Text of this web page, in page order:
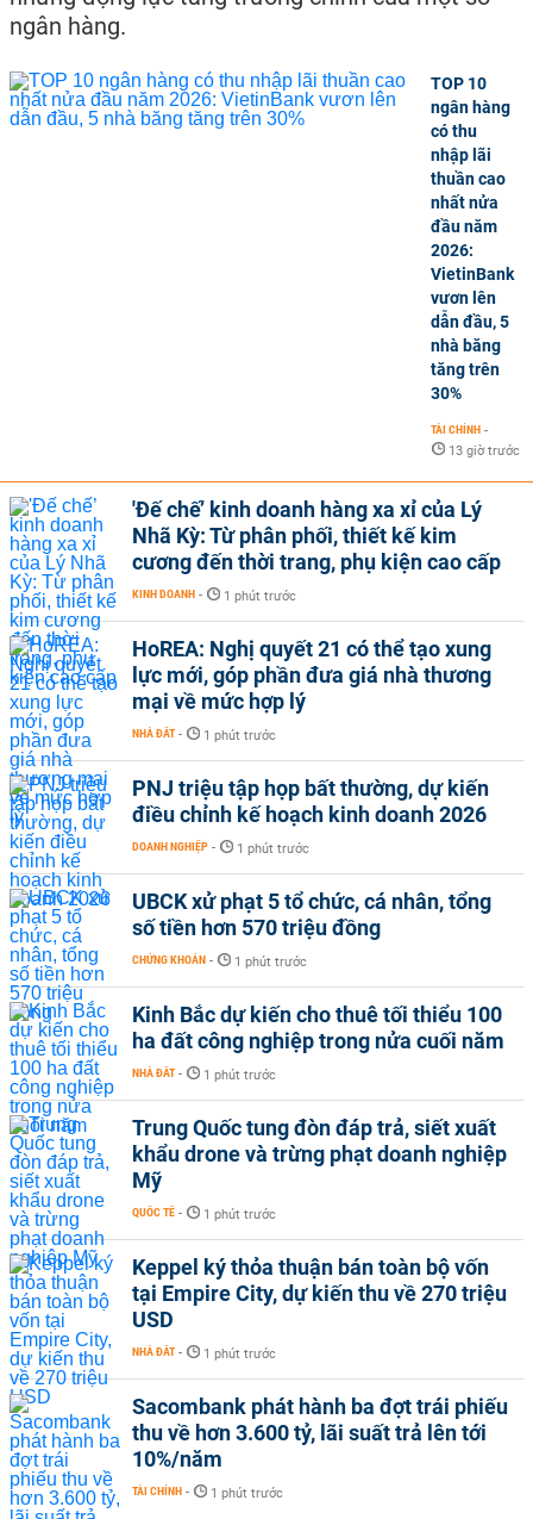
ngân hàng.
TOP 10
ngân hàng
có thu
nhập lãi
thuần cao
nhất nửa
đầu năm
2026:
VietinBank
vươn lên
dẫn đầu, 5
nhà băng
tăng trên
30%
TÀI CHÍNH -
13 giờ trước
'Đế chế’ kinh doanh hàng xa xỉ của Lý
Nhã Kỳ: Từ phân phối, thiết kế kim
cương đến thời trang, phụ kiện cao cấp
KINH DOANH - 1 phút trước
HoREA: Nghị quyết 21 có thể tạo xung
lực mới, góp phần đưa giá nhà thương
mại về mức hợp lý
NHÀ ĐẤT - 1 phút trước
PNJ triệu tập họp bất thường, dự kiến
điều chỉnh kế hoạch kinh doanh 2026
DOANH NGHIỆP - 1 phút trước
UBCK xử phạt 5 tổ chức, cá nhân, tổng
số tiền hơn 570 triệu đồng
CHỨNG KHOÁN - 1 phút trước
Kinh Bắc dự kiến cho thuê tối thiểu 100
ha đất công nghiệp trong nửa cuối năm
NHÀ ĐẤT - 1 phút trước
Trung Quốc tung đòn đáp trả, siết xuất
khẩu drone và trừng phạt doanh nghiệp
Mỹ
QUỐC TẾ - 1 phút trước
Keppel ký thỏa thuận bán toàn bộ vốn
tại Empire City, dự kiến thu về 270 triệu
USD
NHÀ ĐẤT - 1 phút trước
Sacombank phát hành ba đợt trái phiếu
thu về hơn 3.600 tỷ, lãi suất trả lên tới
10%/năm
TÀI CHÍNH - 1 phút trước